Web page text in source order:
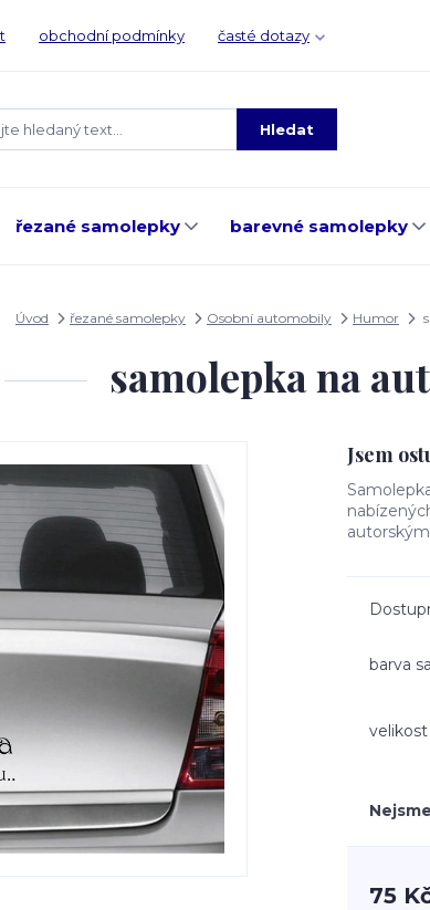
obchodní podmínky časté dotazy
Hledat
řezané samolepky barevné samolepky
Úvod řezané samolepky Osobní automobily Humor
samolepka na
Jsem
barva
75